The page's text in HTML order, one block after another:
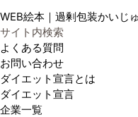
WEB絵本｜過剰包装かいじ
サイト内検索
よくある質問
お問い合わせ
ダイエット宣言とは
ダイエット宣言
企業一覧